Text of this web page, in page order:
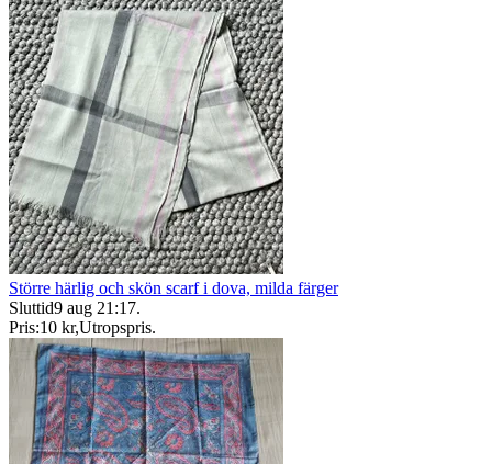
Större härlig och skön scarf i dova, milda färger
Sluttid9 aug 21:17.
Pris:10 kr,Utropspris.